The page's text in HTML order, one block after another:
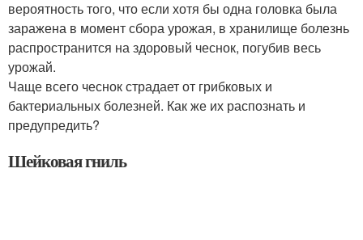
вероятность того, что если хотя бы одна головка была
заражена в момент сбора урожая, в хранилище болезнь
распространится на здоровый чеснок, погубив весь
урожай.
Чаще всего чеснок страдает от грибковых и
бактериальных болезней. Как же их распознать и
предупредить?
Шейковая гниль